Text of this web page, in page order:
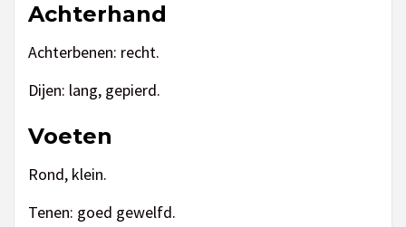
Achterhand
Achterbenen: recht.
Dijen: lang, gepierd.
Voeten
Rond, klein.
Tenen: goed gewelfd.